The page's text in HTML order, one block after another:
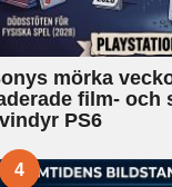
mörka
film- och
PS6
4